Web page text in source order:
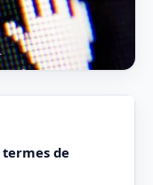
termes de